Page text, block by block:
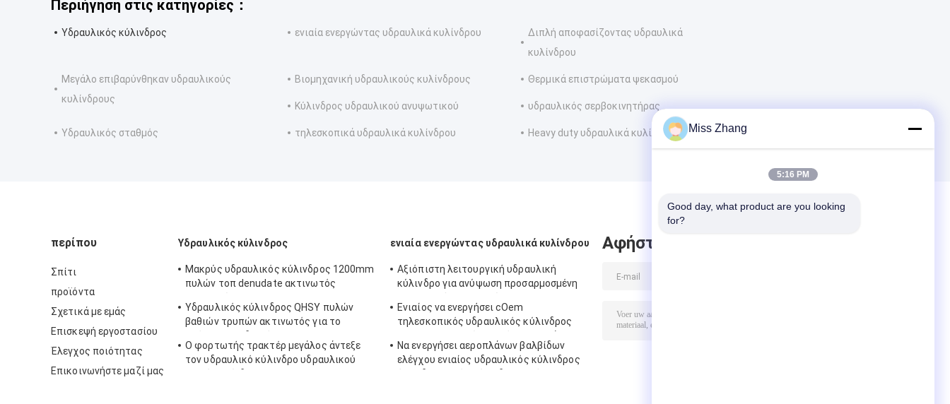
Περιήγηση στις κατηγορίες：
Υδραυλικός κύλινδρος ενιαία ενεργώντας υδραυλικά κυλίνδρου
Διπλή αποφασίζοντας υδραυλικά
κυλίνδρου
Μεγάλο επιβαρύνθηκαν υδραυλικούς
κυλίνδρους
Βιομηχανική υδραυλικούς κυλίνδρους Θερμικά επιστρώματα ψεκασμού
Κύλινδρος υδραυλικού ανυψωτικού υδραυλικός σερβοκινητήρας
Υδραυλικός σταθμός τηλεσκοπικά υδραυλικά κυλίνδρου Heavy duty υδραυλικά κυλίνδρου
περίπου
Σπίτι
προϊόντα
Σχετικά με εμάς
Επισκεψή εργοστασίου
Έλεγχος ποιότητας
Επικοινωνήστε μαζί μας
Υδραυλικός κύλινδρος
Μακρύς υδραυλικός κύλινδρος 1200mm
πυλών τοπ denudate ακτινωτός
Υδραυλικός κύλινδρος QHSY πυλών
βαθιών τρυπών ακτινωτός για το
Ο φορτωτής τρακτέρ μεγάλος άντεξε
τον υδραυλικό κύλινδρο υδραυλικού
ενιαία ενεργώντας υδραυλικά κυλίνδρου
Αξιόπιστη λειτουργική υδραυλική
κύλινδρο για ανύψωση προσαρμοσμένη
Ενιαίος να ενεργήσει cOem
τηλεσκοπικός υδραυλικός κύλινδρος
Να ενεργήσει αεροπλάνων βαλβίδων
ελέγχου ενιαίος υδραυλικός κύλινδρος
Αφήστε μήνυμα
Miss Zhang
5:16 PM
Good day, what product are you looking
for?